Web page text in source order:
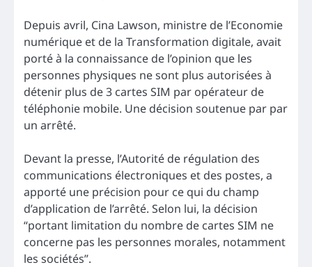
Depuis avril, Cina Lawson, ministre de l’Economie
numérique et de la Transformation digitale, avait
porté à la connaissance de l’opinion que les
personnes physiques ne sont plus autorisées à
détenir plus de 3 cartes SIM par opérateur de
téléphonie mobile. Une décision soutenue par par
un arrêté.
Devant la presse, l’Autorité de régulation des
communications électroniques et des postes, a
apporté une précision pour ce qui du champ
d’application de l’arrêté. Selon lui, la décision
“portant limitation du nombre de cartes SIM ne
concerne pas les personnes morales, notamment
les sociétés”.